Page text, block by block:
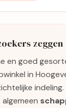
zeggen
en goed
in
indeling.